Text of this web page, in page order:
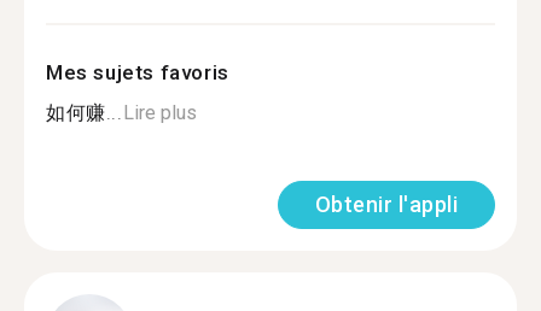
Mes sujets favoris
如何赚...Lire plus
Obtenir l'appli